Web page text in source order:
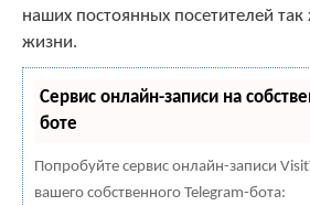
наших постоянных посетителей
жизни.
Сервис онлайн-записи на
боте
Попробуйте сервис онлайн-записи
вашего собственного Telegram-бота: